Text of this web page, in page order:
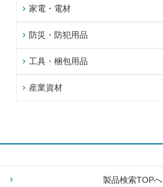
家電・電材
防災・防犯用品
工具・梱包用品
産業資材
製品検索TOPへ